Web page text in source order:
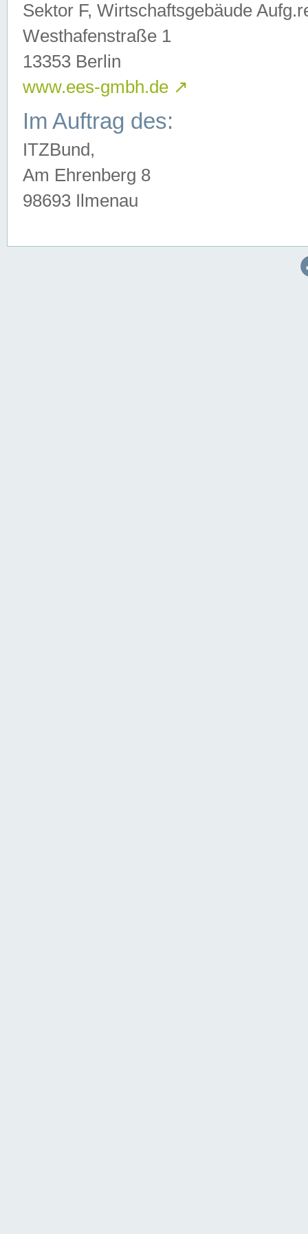
Sektor F, Wirtschaftsgebäude
Westhafenstraße 1
13353 Berlin
www.ees-gmbh.de ↗
Im Auftrag des:
ITZBund,
Am Ehrenberg 8
98693 Ilmenau